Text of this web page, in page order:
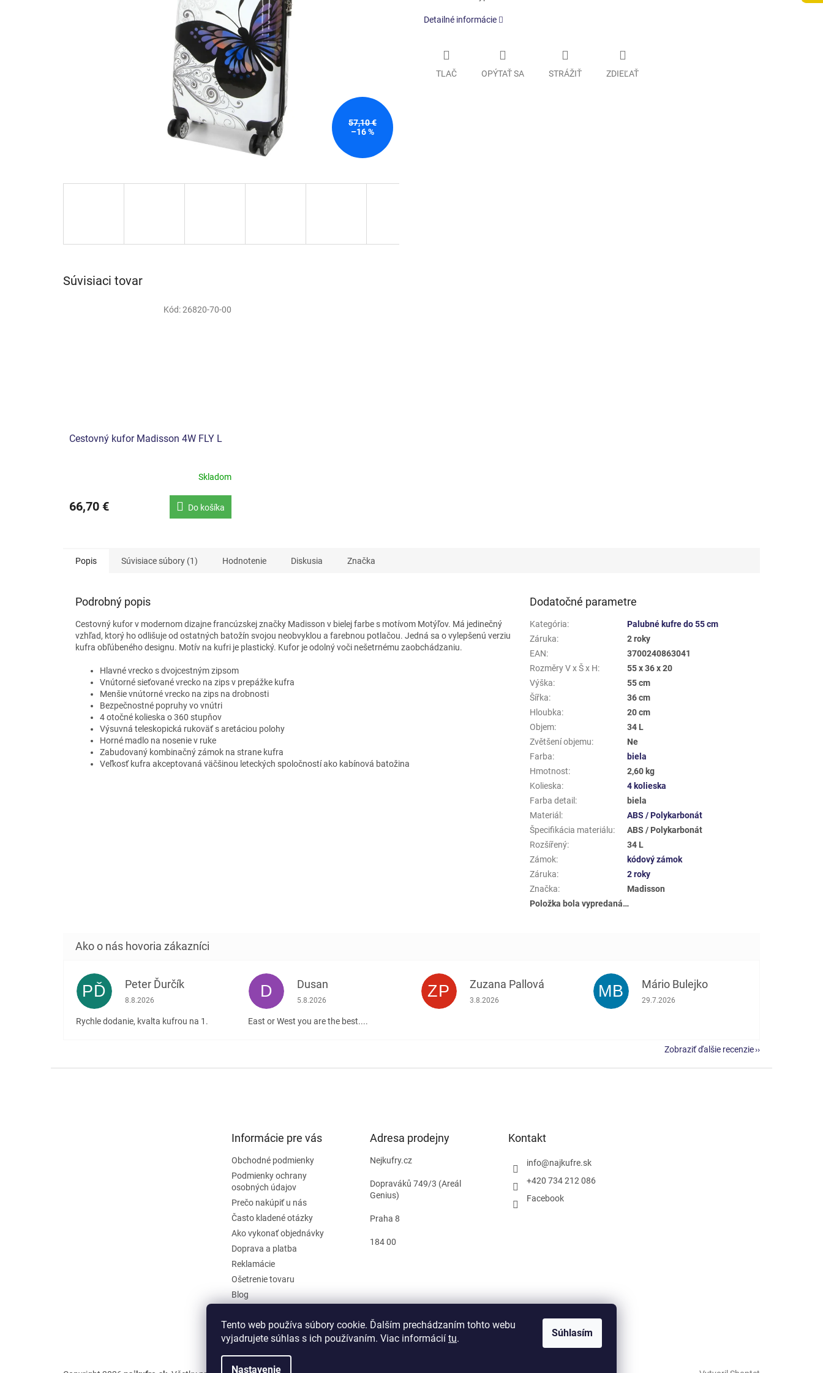
Tento web používa súbory cookie. Ďalším prechádzaním tohto webu
vyjadrujete súhlas s ich používaním. Viac informácií tu.
Nastavenie
Súhlasím
57,10 €
–16 %
Detailné informácie
TLAČ OPÝTAŤ SA STRÁŽIŤ ZDIEĽAŤ
Súvisiaci tovar
Cestovný kufor Madisson 4W FLY L
Skladom
66,70 € Do košíka
Kód:26820-70-00
Popis Súvisiace súbory (1) Hodnotenie Diskusia Značka
Podrobný popis
Cestovný kufor v modernom dizajne francúzskej značky Madisson v bielej farbe s motívom Motýľov. Má jedinečný
vzhľad, ktorý ho odlišuje od ostatných batožín svojou neobvyklou a farebnou potlačou. Jedná sa o vylepšenú verziu
kufra obľúbeného designu. Motív na kufri je plastický. Kufor je odolný voči nešetrnému zaobchádzaniu.
Hlavné vrecko s dvojcestným zipsom
Vnútorné sieťované vrecko na zips v prepážke kufra
Menšie vnútorné vrecko na zips na drobnosti
Bezpečnostné popruhy vo vnútri
4 otočné kolieska o 360 stupňov
Výsuvná teleskopická rukoväť s aretáciou polohy
Horné madlo na nosenie v ruke
Zabudovaný kombinačný zámok na strane kufra
Veľkosť kufra akceptovaná väčšinou leteckých spoločností ako kabínová batožina
Dodatočné parametre
Kategória:
Palubné kufre do 55 cm
Záruka:
2 roky
EAN:
3700240863041
Rozměry V x Š x H:
55 x 36 x 20
Výška:
55 cm
Šířka:
36 cm
Hloubka:
20 cm
Objem:
34 L
Zvětšení objemu:
Ne
Farba:
biela
Hmotnost:
2,60 kg
Kolieska:
4 kolieska
Farba detail:
biela
Materiál:
ABS / Polykarbonát
Špecifikácia materiálu:
ABS / Polykarbonát
Rozšířený:
34 L
Zámok:
kódový zámok
Záruka:
2 roky
Značka:
Madisson
Položka bola vypredaná…
PĎ Peter Ďurčík
Hodnotenie obchodu je 5 z 5 hviezdičiek.
8.8.2026
Rychle dodanie, kvalta kufrou na 1.
D Dusan
Hodnotenie obchodu je 5 z 5 hviezdičiek.
5.8.2026
East or West you are the best....
ZP Zuzana Pallová
Hodnotenie obchodu je 5 z 5 hviezdičiek.
3.8.2026 MB Mário Bulejko
Hodnotenie obchodu je 5 z 5 hviezdičiek.
29.7.2026
Zobraziť ďalšie recenzie
Informácie pre vás
Obchodné podmienky
Podmienky ochrany
osobných údajov
Prečo nakúpiť u nás
Často kladené otázky
Ako vykonať objednávky
Doprava a platba
Reklamácie
Ošetrenie tovaru
Blog
Odstúpiť od zmluvy
Adresa prodejny
Nejkufry.cz
Dopraváků 749/3 (Areál
Genius)
Praha 8
184 00
Kontakt
info@najkufre.sk
+420 734 212 086
Facebook